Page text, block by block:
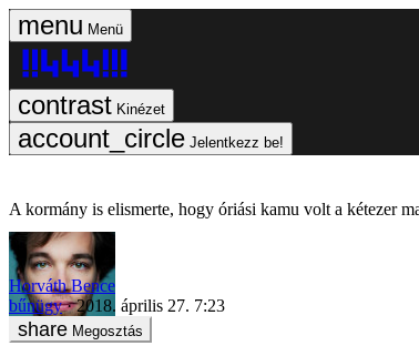
Menü
Kinézet
Jelentkezz be!
A kormány is elismerte, hogy óriási kamu volt a kétezer
Horváth Bence
bűnügy
2018. április 27. 7:23
Megosztás